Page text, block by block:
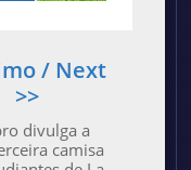
/ Next
>>
divulga a
camisa